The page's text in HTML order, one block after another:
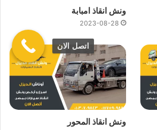
ونش انقاذ امبابة
2023-08-28
ونش انقاذ المحور
اتصل الان